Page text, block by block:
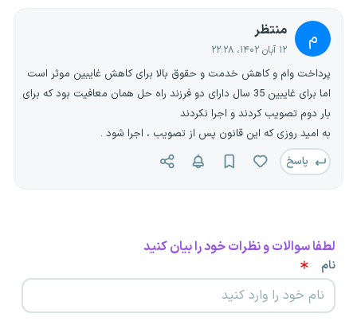
م منتظر
۱۲ آبان ۱۴۰۲، ۲۲:۲۸
پرداخت وام و کاهش خدمت و حقوق بالا برای کاهش غایبین موثر است
اما برای غایبین 35 سال دارای دو فرزند راه حل همان معافیت بود که برای
بار دوم تصویب کردند و اجرا نکردند
به امید روزی که این قانون پس از تصویب ، اجرا شود .
پاسخ
لطفا سوالات و نظرات خود را بیان کنید
نام